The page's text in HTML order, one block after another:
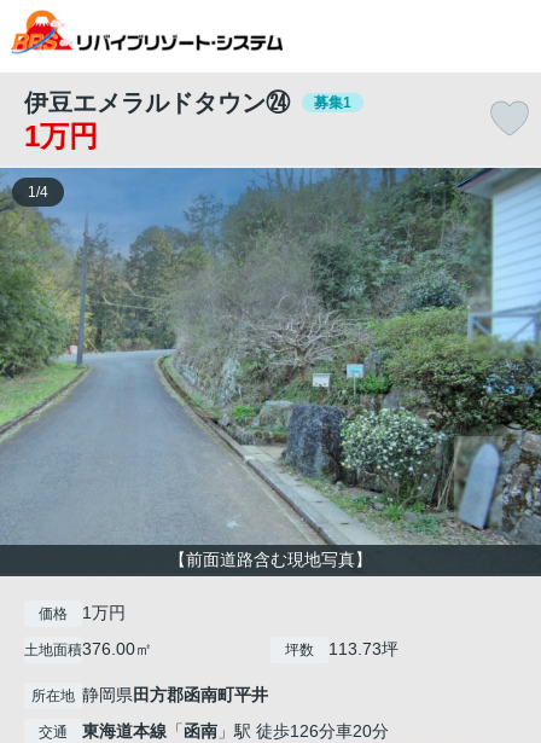
伊豆エメラルドタウン㉔ 募集1
1万円
【前面道路含む現地写真】
1 /4
価格 1万円
土地面積376.00㎡ 坪数 113.73坪
所在地 静岡県田方郡函南町平井
交通 東海道本線 「函南 」駅 徒歩126分車20分